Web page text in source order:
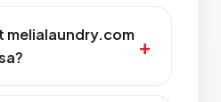
melialaundry.com